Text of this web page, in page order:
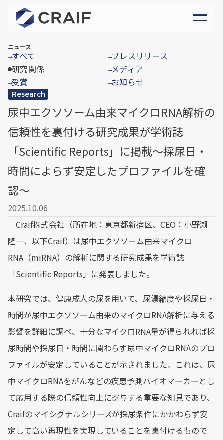
ニュース
→すべて →プレスリリース
研究関係
→メディア
→受賞 →お知らせ
Research
尿中エクソソーム由来マイクロRNA解析の
信頼性を裏付ける研究成果が学術誌
「Scientific Reports」に掲載〜採尿日・
時間によらず安定したプロファイルを確
認〜
2025.10.06
Craif株式会社（所在地：東京都新宿区、CEO：小野瀨
隆一、以下Craif）は尿中エクソソーム由来マイクロ
RNA（miRNA）の解析に関する研究成果を学術誌
「Scientific Reports」に発表しました。
本研究では、健康成人の尿を用いて、尿濃縮度や採尿日・
時間が尿中エクソソーム由来のマイクロRNA解析に与える
影響を詳細に調べ、十分なマイクロRNA量が得られれば採
尿時間や採尿日・時間に関わらず尿中マイクロRNAのプロ
ファイルが安定していることが示されました。これは、尿
中マイクロRNAをがんなどの疾患予測バイオマーカーとし
て応用する際の信頼性向上に寄与する重要な知見であり、
Craifのマイシグナルシリーズが採尿条件にかかわらず安
定して高い再現性を実現していることを裏付けるもので